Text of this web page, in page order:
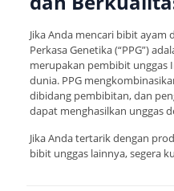
Jika Anda mencari bibit ayam
Perkasa Genetika (“PPG”)
merupakan pembibit unggas
dunia. PPG
dibidang pembibitan, dan
dapat menghasilkan unggas
Jika Anda tertarik dengan
bibit unggas lainnya, segera